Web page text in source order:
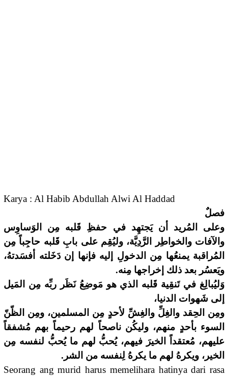
Karya : Al Habib Abdullah Alwi Al Haddad
فصلٌ
وعلى المُريد أن يَجتهِد في حفظِ قَلبه مِن الوَساوِس
والآفات والخواطِر الرَّدِيَّة، وليُقِم على بابِ قَلبه حاجِباً مِن
المُراقبة يمنعُها مِن الدخولِ إليه فإنها إن دَخَلته أفسَدتهُ،
ويَعسُر بعد ذلك إخراجها مِنه.
وَليُبالِغ في تَنقِية قَلبه الذي هو مَوضِعُ نَظَر ربِّه مِن المَيل
إلى شَهوات الدنيا،
ومِن الحِقد والغِلِّ والغِشِّ لأحدٍ مِن المسلمين، ومِن الظّنّ
السوء بأحدٍ منهم، وليكُن ناصحاً لهم رحيماً بهم مُشفقاً
عليهم، مُعتقداً الخيرَ فيهم، يُحبُّ لهم ما يُحبُّ لنفسه مِن
الخير، ويكرهُ لهم ما يكرهُ لِنفسه من الشر.
Seorang ang murid harus memelihara hatinya dari rasa